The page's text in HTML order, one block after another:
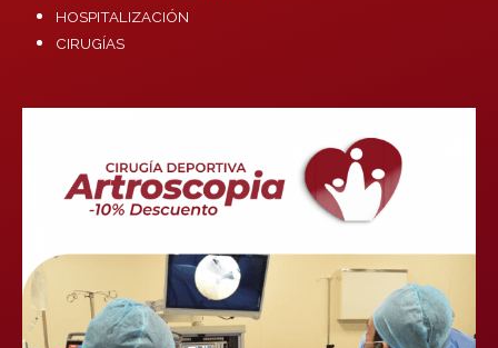
HOSPITALIZACIÓN
CIRUGÍAS